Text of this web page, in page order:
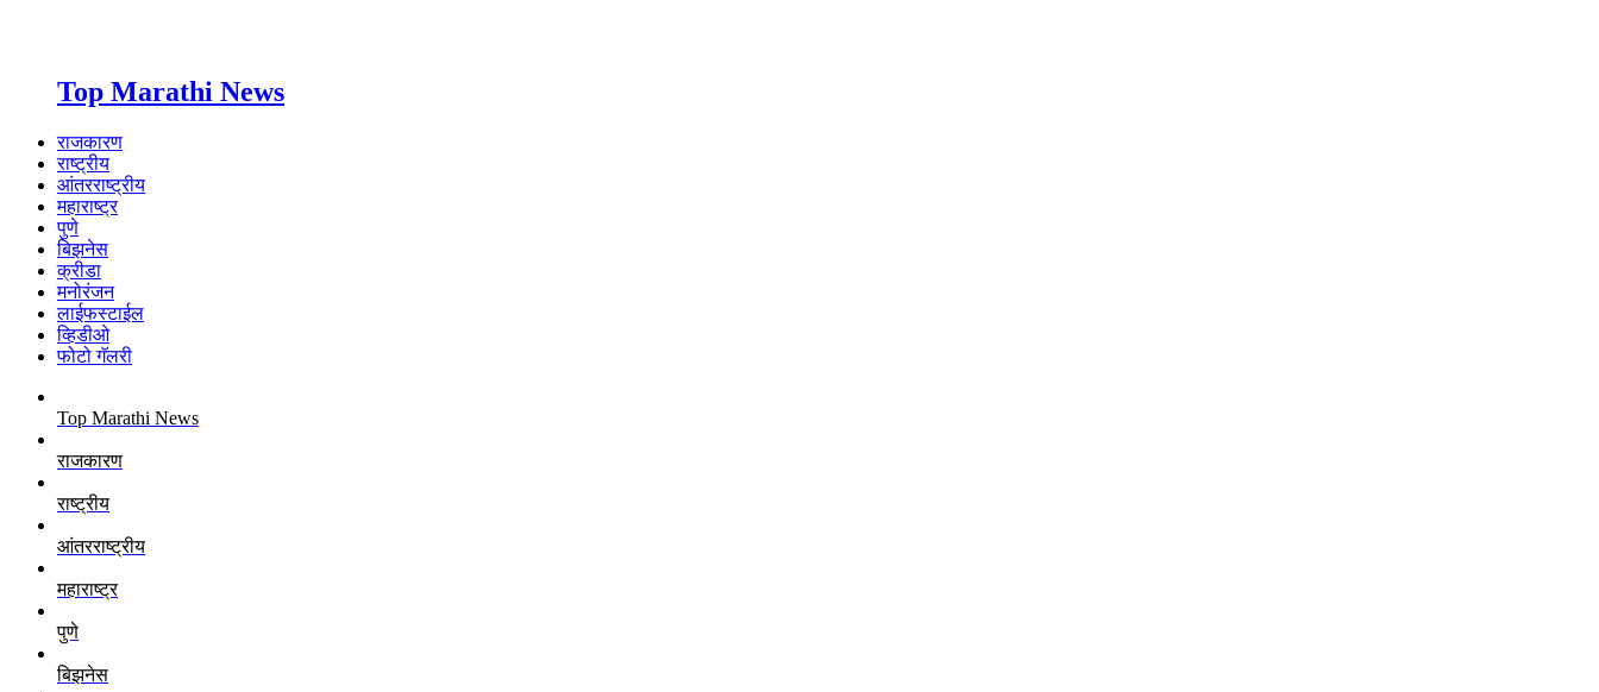
Top Marathi News
राजकारण
राष्ट्रीय
आंतरराष्ट्रीय
महाराष्ट्र
पुणे
बिझनेस
क्रीडा
मनोरंजन
लाईफस्टाईल
व्हिडीओ
फोटो गॅलरी
Top Marathi News
राजकारण
राष्ट्रीय
आंतरराष्ट्रीय
महाराष्ट्र
पुणे
बिझनेस